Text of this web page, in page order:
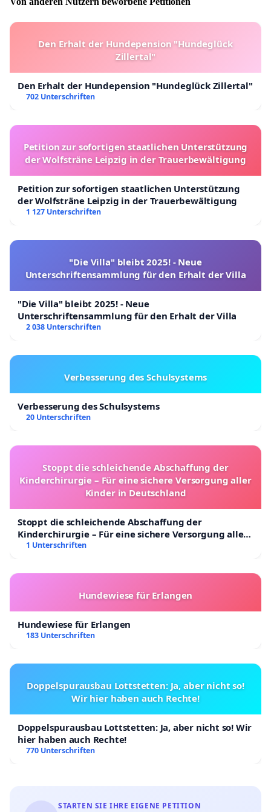
Den Erhalt der Hundepension "Hundeglück
Zillertal"
Den Erhalt der Hundepension "Hundeglück Zillertal"
702 Unterschriften
Petition zur sofortigen staatlichen Unterstützung
der Wolfsträne Leipzig in der Trauerbewältigung
Petition zur sofortigen staatlichen Unterstützung
der Wolfsträne Leipzig in der Trauerbewältigung
1 127 Unterschriften
"Die Villa" bleibt 2025! - Neue
Unterschriftensammlung für den Erhalt der Villa
"Die Villa" bleibt 2025! - Neue
Unterschriftensammlung für den Erhalt der Villa
2 038 Unterschriften
Verbesserung des Schulsystems
Verbesserung des Schulsystems
20 Unterschriften
Stoppt die schleichende Abschaffung der
Kinderchirurgie – Für eine sichere Versorgung aller
Kinder in Deutschland
Stoppt die schleichende Abschaffung der
Kinderchirurgie – Für eine sichere Versorgung aller
Kinder in Deutschland
1 Unterschriften
Hundewiese für Erlangen
Hundewiese für Erlangen
183 Unterschriften
Doppelspurausbau Lottstetten: Ja, aber nicht so!
Wir hier haben auch Rechte!
Doppelspurausbau Lottstetten: Ja, aber nicht so! Wir
hier haben auch Rechte!
770 Unterschriften
STARTEN SIE IHRE EIGENE PETITION